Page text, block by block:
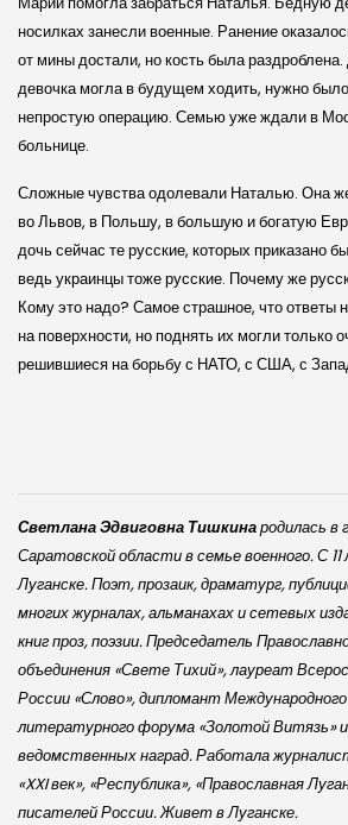
носилках занесли военные. Ранение
от мины достали, но кость была
девочка могла в будущем ходить, нужно
непростую операцию. Семью уже ждали в
больнице.
Сложные чувства одолевали Наталью. Она
во Львов, в Польшу, в большую и богатую
дочь сейчас те русские, которых приказано
ведь украинцы тоже русские. Почему же
Кому это надо? Самое страшное, что ответы
на поверхности, но поднять их могли только
решившиеся на борьбу с НАТО, с США, с
Светлана Эдвиговна Тишкинародилась в
Саратовской области в семье военного. С
Луганске. Поэт, прозаик, драматург,
многих журналах, альманахах и сетевых
книг проз, поэзии. Председатель
объединения «Свете Тихий», лауреат
России «Слово», дипломант
литературного форума «Золотой Витязь»
ведомственных наград. Работала
«XXI век», «Республика», «Православная
писателей России. Живет в Луганске.